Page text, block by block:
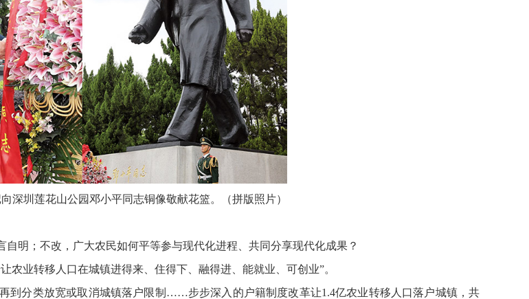
深圳莲花山公园邓小平同志铜像敬献花篮。（拼版照片）
；不改，广大农民如何平等参与现代化进程、共同分享现代化成果？
业转移人口在城镇进得来、住得下、融得进、能就业、可创业”。
分类放宽或取消城镇落户限制……步步深入的户籍制度改革让1.4亿农业转移人口落户城镇，共